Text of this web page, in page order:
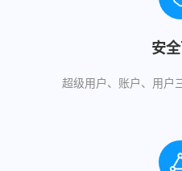
安
超级用户、账户、用户